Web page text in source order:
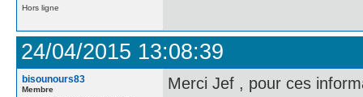
Hors ligne
24/04/2015 13:08:39
bisounours83
Membre
Merci Jef , pour ces